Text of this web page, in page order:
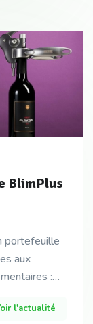
BlimPlus
portefeuille
aux
:
l'actualité